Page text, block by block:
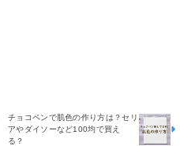
チョコペンで肌色の作り方は？セリ
アやダイソーなど100均で買え
る？